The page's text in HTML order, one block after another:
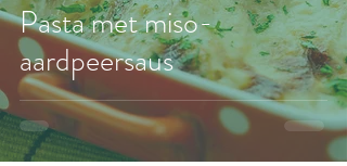
Pasta met miso-
aardpeersaus